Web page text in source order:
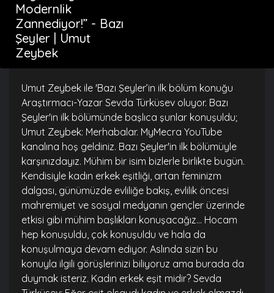
Modernlik
Zannediyor!” - Bazı
Şeyler | Umut
Zeybek
Umut Zeybek ile 'Bazı Şeyler’in ilk bölüm konuğu
Araştırmacı-Yazar Sevda Türküsev oluyor. Bazı
Şeyler'in ilk bölümünde başlıca şunlar konuşuldu;
Umut Zeybek: Merhabalar. MyMecra YouTube
kanalına hoş geldiniz. Bazı Şeyler'in ilk bölümüyle
karşınızdayız. Mühim bir isim bizlerle birlikte bugün.
Kendisiyle kadın erkek eşitliği, artan feminizm
dalgası, günümüzde evliliğe bakış, evlilik öncesi
mahremiyet ve sosyal medyanın gençler üzerinde
etkisi gibi mühim başlıkları konuşacağız... Hocam
hep konuşuldu, çok konuşuldu ve hala da
konuşulmaya devam ediyor. Aslında sizin bu
konuyla ilgili görüşlerinizi biliyoruz ama burada da
duymak isteriz. Kadın erkek eşit midir? Sevda